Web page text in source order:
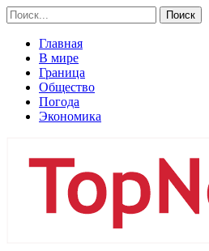
Главная
В мире
Граница
Общество
Погода
Экономика